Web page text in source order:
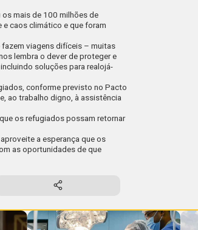
mais de 100 milhões de
caos climático e que foram
fazem viagens difíceis – muitas
lembra o dever de proteger e
soluções para realojá-
conforme previsto no Pacto
ao trabalho digno, à assistência
os refugiados possam retornar
a esperança que os
as oportunidades de que